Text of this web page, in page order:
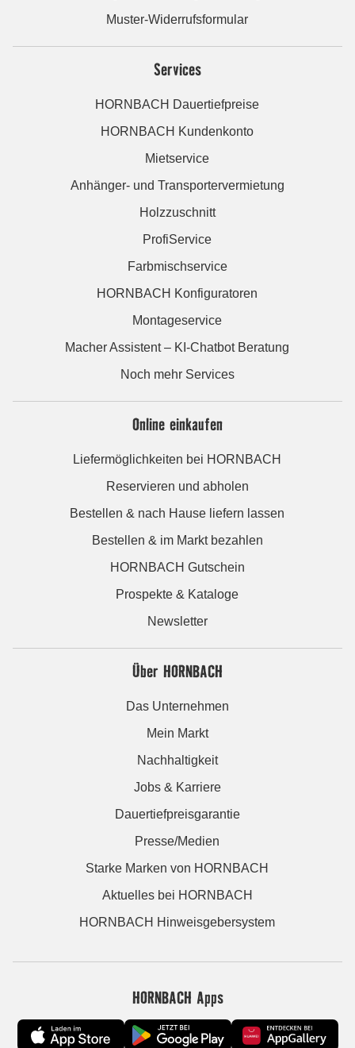
Muster-Widerrufsformular
Services
HORNBACH Dauertiefpreise
HORNBACH Kundenkonto
Mietservice
Anhänger- und Transportervermietung
Holzzuschnitt
ProfiService
Farbmischservice
HORNBACH Konfiguratoren
Montageservice
Macher Assistent – KI-Chatbot Beratung
Noch mehr Services
Online einkaufen
Liefermöglichkeiten bei HORNBACH
Reservieren und abholen
Bestellen & nach Hause liefern lassen
Bestellen & im Markt bezahlen
HORNBACH Gutschein
Prospekte & Kataloge
Newsletter
Über HORNBACH
Das Unternehmen
Mein Markt
Nachhaltigkeit
Jobs & Karriere
Dauertiefpreisgarantie
Presse/Medien
Starke Marken von HORNBACH
Aktuelles bei HORNBACH
HORNBACH Hinweisgebersystem
HORNBACH Apps